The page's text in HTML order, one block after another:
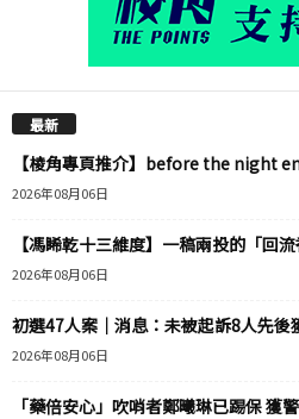
最新
【棱角專頁推介】before the night
2026年08月06日
【馮睎乾十三維度】一稿兩投的「回
2026年08月06日
初選47人案｜消息：未被起訴8人先後
2026年08月06日
「藥倍安心」吹哨者鄭曦琳已踢保 獲